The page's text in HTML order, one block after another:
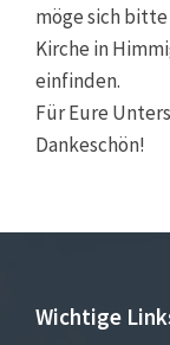
möge sich bitte
Kirche in
einfinden.
Für Eure
Dankeschön!
Wichtige